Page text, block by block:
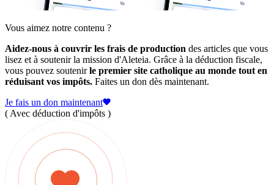
Vous aimez notre contenu ?
Aidez-nous à couvrir les frais de production des articles que vous
lisez et à soutenir la mission d'Aleteia. Grâce à la déduction fiscale,
vous pouvez soutenirle premier site catholique au monde tout en
réduisant vos impôts. Faites un don dès maintenant.
Je fais un don maintenant
( Avec déduction d'impôts )